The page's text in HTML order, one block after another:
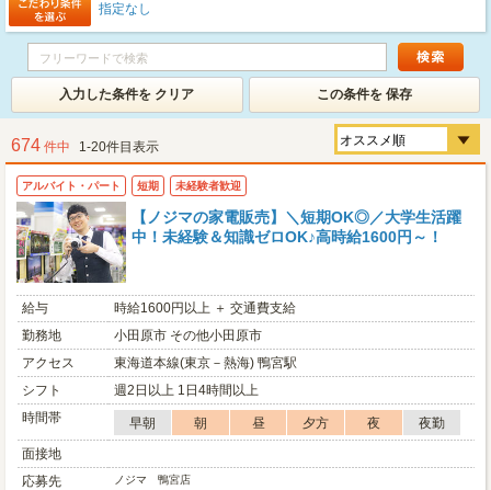
指定なし
入力した条件を クリア この条件を 保存
674 件中 1-20件目表示
アルバイト・パート 短期 未経験者歓迎
【ノジマの家電販売】＼短期OK◎／大学生活躍
中！未経験＆知識ゼロOK♪高時給1600円～！
給与
時給1600円以上 ＋ 交通費支給
勤務地
小田原市 その他小田原市
アクセス
東海道本線(東京－熱海) 鴨宮駅
シフト
週2日以上 1日4時間以上
時間帯
早朝 朝 昼 夕方 夜
夜勤
面接地
応募先
ノジマ 鴨宮店